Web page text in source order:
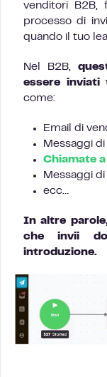
venditori
processo di
quando il tuo
Nel B2B,
essere inviati
come:
Email di
Messaggi
Chiamate
Messaggi
ecc…
In altre
che invii
introduzione.